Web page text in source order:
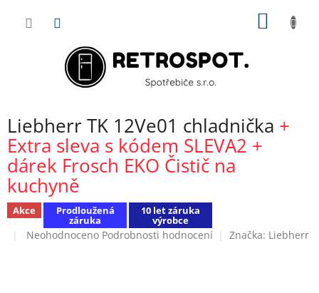
Liebherr TK 12Ve01 chladnička +
Extra sleva s kódem SLEVA2 +
dárek Frosch EKO Čistič na
kuchyně
Akce Prodloužená
záruka
10 let záruka
výrobce
Průměrné
Neohodnoceno Podrobnosti hodnocení Značka: Liebherr